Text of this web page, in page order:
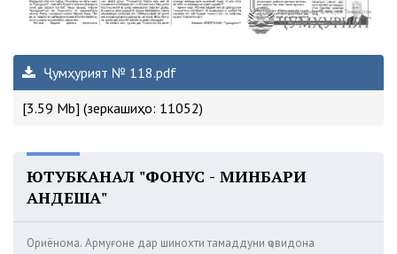
Ҷумҳурият № 118.pdf
[3.59 Mb] (зеркашиҳо: 11052)
ЮТУБКАНАЛ "ФОНУС - МИНБАРИ
АНДЕША"
Ориёнома. Армуғоне дар шинохти тамаддуни ҷовидона